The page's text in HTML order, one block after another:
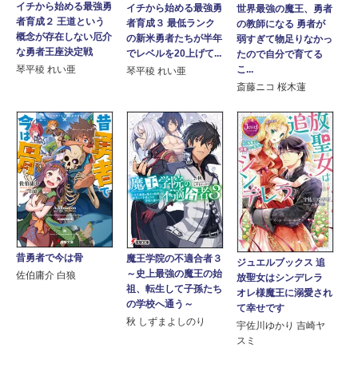
イチから始める最強勇
者育成２ 王道という
概念が存在しない厄介
な勇者王座決定戦
琴平稜 れい亜
イチから始める最強勇
者育成３ 最低ランク
の新米勇者たちが半年
でレベルを20上げて...
琴平稜 れい亜
世界最強の魔王、勇者
の教師になる 勇者が
弱すぎて物足りなかっ
たので自分で育てる
こ...
斎藤ニコ 桜木蓮
昔勇者で今は骨
佐伯庸介 白狼
魔王学院の不適合者３
～史上最強の魔王の始
祖、転生して子孫たち
の学校へ通う～
秋 しずまよしのり
ジュエルブックス 追
放聖女はシンデレラ
オレ様魔王に溺愛され
て幸せです
宇佐川ゆかり 吉崎ヤ
スミ